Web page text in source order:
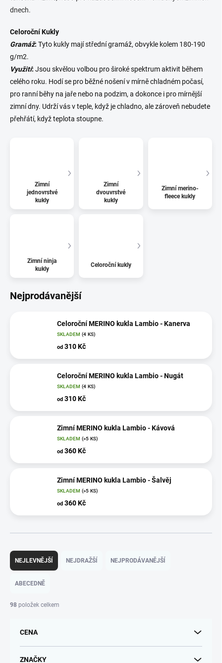
dnech.
Celoroční Kukly
Gramáž: Tyto kukly mají střední gramáž, obvykle kolem 180-190
g/m2.
Využití: Jsou skvělou volbou pro široké spektrum aktivit během
celého roku. Hodí se pro běžné nošení v mírně chladném počasí,
pro ranní běhy na jaře nebo na podzim, a dokonce i pro mírnější
zimní dny. Udrží vás v teple, když je chladno, ale zároveň nebudete
přehřátí, když teplota stoupne.
Zimní
jednovrstvé
kukly
Zimní
dvouvrstvé
kukly
Zimní merino-
fleece kukly
Zimní ninja
kukly
Celoroční kukly
Nejprodávanější
Celoroční MERINO kukla Lambio - Kanerva
SKLADEM (4 KS)
od 310 Kč
Celoroční MERINO kukla Lambio - Nugát
SKLADEM (4 KS)
od 310 Kč
Zimní MERINO kukla Lambio - Kávová
SKLADEM (>5 KS)
od 360 Kč
Zimní MERINO kukla Lambio - Šalvěj
SKLADEM (>5 KS)
od 360 Kč
Ř
z
í
NEJLEVNĚJŠÍ NEJDRAŽŠÍ NEJPRODÁVANĚJŠÍ
ABECEDNĚ
98 položek celkem
CENA
ZNAČKY